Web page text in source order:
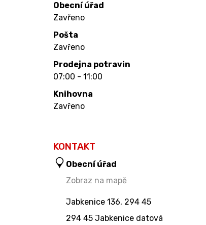
Obecní úřad
Zavřeno
Pošta
Zavřeno
Prodejna potravin
07:00 - 11:00
Knihovna
Zavřeno
KONTAKT
Obecní úřad
Zobraz na mapě
Jabkenice 136, 294 45
294 45 Jabkenice datová